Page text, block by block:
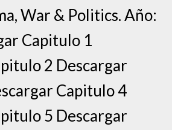
War & Politics. Año:
Capitulo 1
2 Descargar
Capitulo 4
5 Descargar